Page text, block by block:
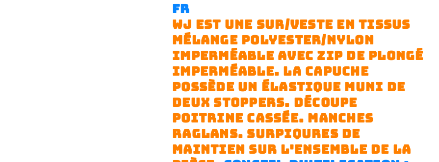
FR
WJ EST UNE SUR/VESTE EN TISSUS
MÉLANGE POLYESTER/NYLON
IMPERMÉABLE AVEC ZIP DE PLONGÉ
IMPERMÉABLE. LA CAPUCHE
POSSÈDE UN ÉLASTIQUE MUNI DE
DEUX STOPPERS. DÉCOUPE
POITRINE CASSÉE. MANCHES
RAGLANS. SURPIQURES DE
MAINTIEN SUR L'ENSEMBLE DE LA